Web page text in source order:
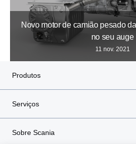
Novo motor de camião pesado
no seu auge
11 nov. 2021
Produtos
Serviços
Sobre Scania